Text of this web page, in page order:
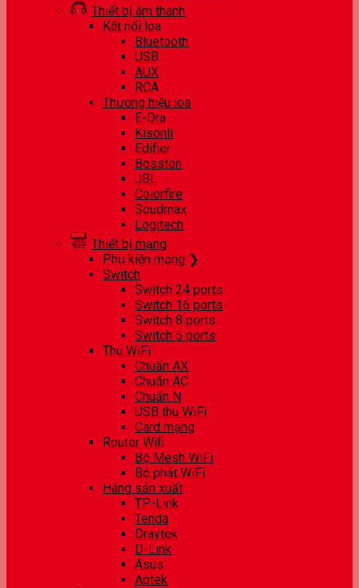
Thiết bị âm thanh
Kết nối loa
Bluetooth
USB
AUX
RCA
Thương hiệu loa
E-Dra
Kisonli
Edifier
Bosston
JBL
Colorfire
Soudmax
Logitech
Thiết bị mạng
Phụ kiện mạng ❯
Switch
Switch 24 ports
Switch 16 ports
Switch 8 ports
Switch 5 ports
Thu WiFi
Chuẩn AX
Chuẩn AC
Chuẩn N
USB thu WiFi
Card mạng
Router Wifi
Bộ Mesh WiFi
Bộ phát WiFi
Hãng sản xuất
TP-Link
Tenda
Draytek
D-Link
Asus
Aptek